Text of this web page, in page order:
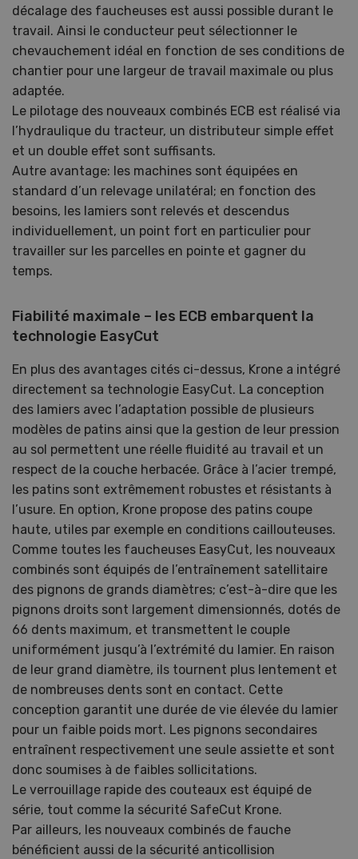
décalage des faucheuses est aussi possible durant le
travail. Ainsi le conducteur peut sélectionner le
chevauchement idéal en fonction de ses conditions de
chantier pour une largeur de travail maximale ou plus
adaptée.
Le pilotage des nouveaux combinés ECB est réalisé via
l’hydraulique du tracteur, un distributeur simple effet
et un double effet sont suffisants.
Autre avantage: les machines sont équipées en
standard d’un relevage unilatéral; en fonction des
besoins, les lamiers sont relevés et descendus
individuellement, un point fort en particulier pour
travailler sur les parcelles en pointe et gagner du
temps.
Fiabilité maximale – les ECB embarquent la
technologie EasyCut
En plus des avantages cités ci-dessus, Krone a intégré
directement sa technologie EasyCut. La conception
des lamiers avec l’adaptation possible de plusieurs
modèles de patins ainsi que la gestion de leur pression
au sol permettent une réelle fluidité au travail et un
respect de la couche herbacée. Grâce à l’acier trempé,
les patins sont extrêmement robustes et résistants à
l’usure. En option, Krone propose des patins coupe
haute, utiles par exemple en conditions caillouteuses.
Comme toutes les faucheuses EasyCut, les nouveaux
combinés sont équipés de l’entraînement satellitaire
des pignons de grands diamètres; c’est-à-dire que les
pignons droits sont largement dimensionnés, dotés de
66 dents maximum, et transmettent le couple
uniformément jusqu’à l’extrémité du lamier. En raison
de leur grand diamètre, ils tournent plus lentement et
de nombreuses dents sont en contact. Cette
conception garantit une durée de vie élevée du lamier
pour un faible poids mort. Les pignons secondaires
entraînent respectivement une seule assiette et sont
donc soumises à de faibles sollicitations.
Le verrouillage rapide des couteaux est équipé de
série, tout comme la sécurité SafeCut Krone.
Par ailleurs, les nouveaux combinés de fauche
bénéficient aussi de la sécurité anticollision